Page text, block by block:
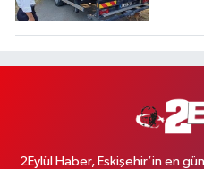
2Eylül Haber, Eskişehir’in en